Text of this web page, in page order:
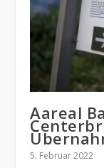
Aareal
5. Februar 2022